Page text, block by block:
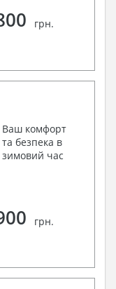
грн.
Ваш комфорт
та безпека в
зимовий час
грн.